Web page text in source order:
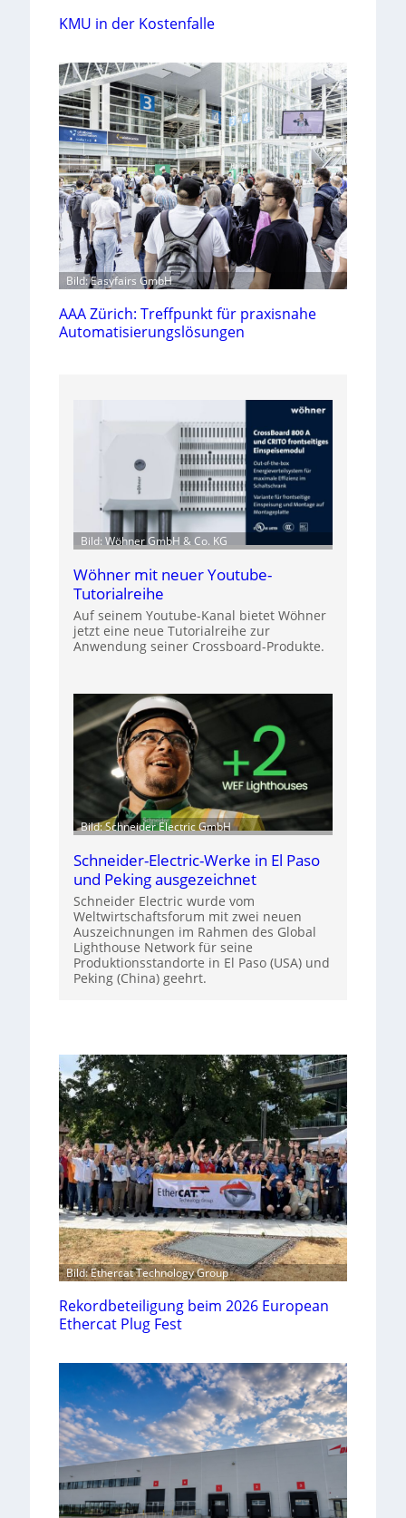
KMU in der Kostenfalle
Bild: Easyfairs GmbH
AAA Zürich: Treffpunkt für praxisnahe
Automatisierungslösungen
Bild: Wöhner GmbH & Co. KG
Wöhner mit neuer Youtube-
Tutorialreihe
Auf seinem Youtube-Kanal bietet Wöhner
jetzt eine neue Tutorialreihe zur
Anwendung seiner Crossboard-Produkte.
Bild: Schneider Electric GmbH
Schneider-Electric-Werke in El Paso
und Peking ausgezeichnet
Schneider Electric wurde vom
Weltwirtschaftsforum mit zwei neuen
Auszeichnungen im Rahmen des Global
Lighthouse Network für seine
Produktionsstandorte in El Paso (USA) und
Peking (China) geehrt.
Bild: Ethercat Technology Group
Rekordbeteiligung beim 2026 European
Ethercat Plug Fest